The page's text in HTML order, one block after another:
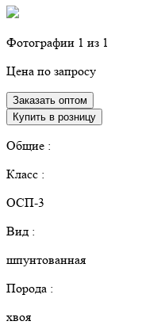
Фотографии 1 из 1
Цена по запросу
Заказать оптом
Купить в розницу
Общие :
Класс :
ОСП-3
Вид :
шпунтованная
Порода :
хвоя